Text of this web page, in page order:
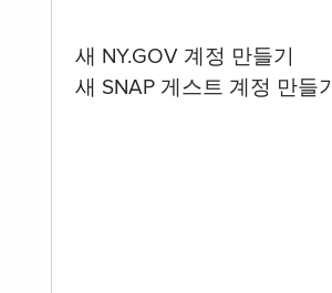
새 NY.GOV 계정 만들기
새 SNAP 게스트 계정 만들기